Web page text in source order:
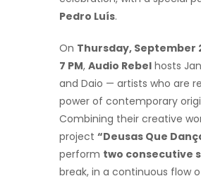
Pedro Luís.
On Thursday, September
7 PM, Audio Rebel hosts
and Daio — artists who are
power of contemporary
Combining their creative
project “Deusas Que
perform two consecutive
break, in a continuous flow